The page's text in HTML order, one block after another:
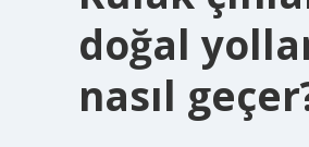
doğal
nasıl